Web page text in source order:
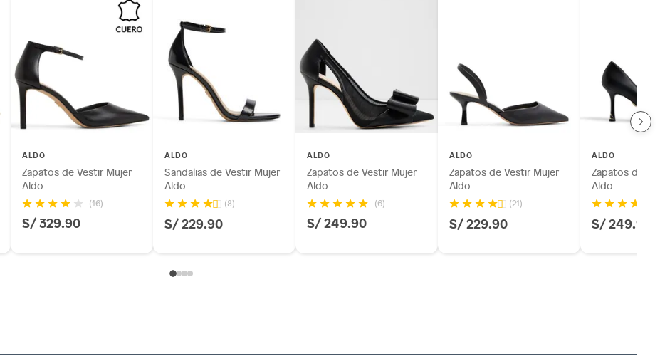
ALDO
Zapatos de Vestir Mujer
Aldo
(16)
S/ 329.90
ALDO
Sandalias de Vestir Mujer
Aldo
(8)
S/ 229.90
ALDO
Zapatos de Vestir Mujer
Aldo
(6)
S/ 249.90
ALDO
Zapatos de Vestir Mujer
Aldo
(21)
S/ 229.90
ALDO
Zapatos de
Aldo
S/ 249.90